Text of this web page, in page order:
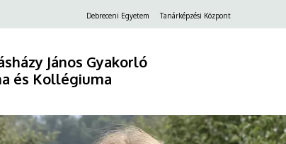
navigáció
Debreceni Egyetem Tanárképzési Központ
János Gyakorló
és Kollégiuma